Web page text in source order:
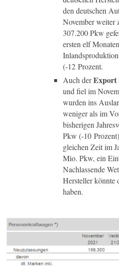
den deutschen
November weiter
307.200 Pkw
ersten elf
(-12 Prozent.
Auch derExport
und fiel im
wurden ins
weniger als im
bisherigen
Pkw (-10
gleichen Zeit im
Mio. Pkw, ein
Nachlassende
Hersteller könnte
haben.